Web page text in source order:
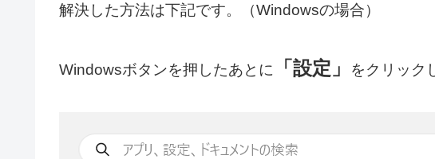
解決した方法は下記です。（Windowsの場合）
Windowsボタンを押したあとに 「設定」 をクリック